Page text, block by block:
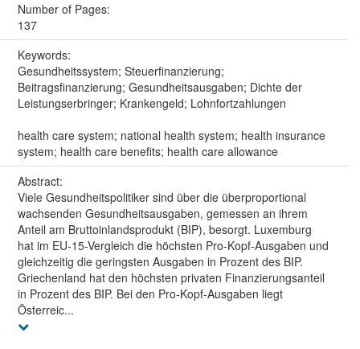
Number of Pages:
137
Keywords:
Gesundheitssystem; Steuerfinanzierung;
Beitragsfinanzierung; Gesundheitsausgaben; Dichte der
Leistungserbringer; Krankengeld; Lohnfortzahlungen
health care system; national health system; health insurance
system; health care benefits; health care allowance
Abstract:
Viele Gesundheitspolitiker sind über die überproportional
wachsenden Gesundheitsausgaben, gemessen an ihrem
Anteil am Bruttoinlandsprodukt (BIP), besorgt. Luxemburg
hat im EU-15-Vergleich die höchsten Pro-Kopf-Ausgaben und
gleichzeitig die geringsten Ausgaben in Prozent des BIP.
Griechenland hat den höchsten privaten Finanzierungsanteil
in Prozent des BIP. Bei den Pro-Kopf-Ausgaben liegt
Österreic...